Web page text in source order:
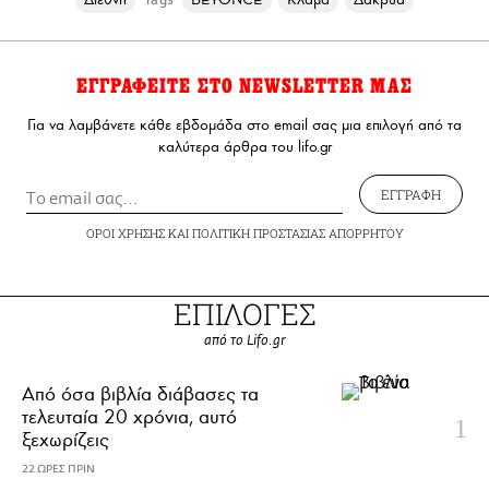
ΕΓΓΡΑΦΕΙΤΕ ΣΤΟ NEWSLETTER ΜΑΣ
Για να λαμβάνετε κάθε εβδομάδα στο email σας μια επιλογή από τα
καλύτερα άρθρα του lifo.gr
ΕΓΓΡΑΦΗ
ΟΡΟΙ ΧΡΗΣΗΣΚΑΙ ΠΟΛΙΤΙΚΗ ΠΡΟΣΤΑΣΙΑΣ ΑΠΟΡΡΗΤΟΥ
ΕΠΙΛΟΓΕΣ
από το Lifo.gr
Από όσα βιβλία διάβασες τα
τελευταία 20 χρόνια, αυτό
ξεχωρίζεις
22 ΩΡΕΣ ΠΡΙΝ